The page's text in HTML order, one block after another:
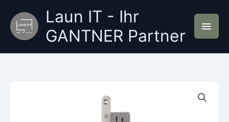
Inhalt
springen
Laun IT - Ihr
GANTNER Partner